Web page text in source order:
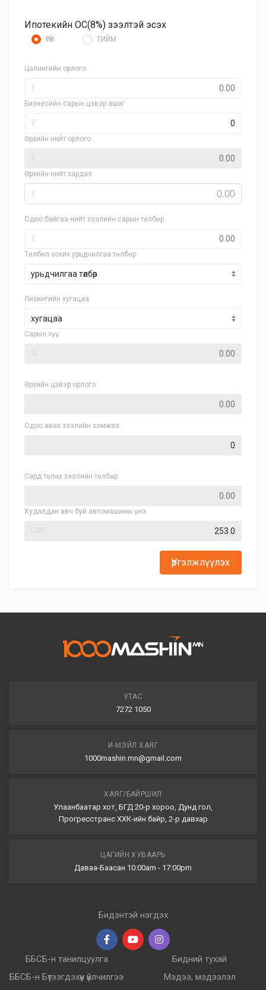
Ипотекийн ОС(8%) зээлтэй эсэх
ҮГҮЙ ТИЙМ
Цалингийн орлого
₮
Бизнесийн сарын цэвэр ашиг
₮
Өрхийн нийт орлого
Өрхийн нийт зардал
₮
Одоо байгаа нийт зээлийн сарын төлбөр
₮
Төлбөл зохих урьдчилгаа төлбөр
Лизингийн хугацаа
хугацаа
Сарын хүү:
Өрхийн цэвэр орлого:
Одоо авах зээлийн хэмжээ:
Сард төлөх зээлийн төлбөр:
Худалдан авч буй автомашины үнэ:
Үргэлжлүүлэх
УТАС
7272 1050
И-МЭЙЛ ХАЯГ
1000mashin.mn@gmail.com
ХАЯГ/БАЙРШИЛ
Улаанбаатар хот, БГД 20-р хороо, Дунд гол,
Прогресстранс ХХК-ийн байр, 2-р давхар
ЦАГИЙН ХУВААРЬ
Даваа-Баасан 10:00am - 17:00pm
Бидэнтэй нэгдэх
ББСБ-н танилцуулга
ББСБ-н Бүтээгдэхүүн үйлчилгээ
Бидний тухай
Мэдээ, мэдээлэл